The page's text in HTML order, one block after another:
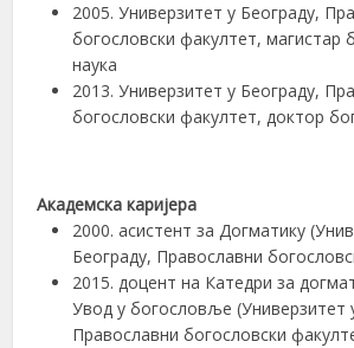
2005. Универзитет у Београду,
богословски факултет, магистар
наука
2013. Универзитет у Београду,
богословски факултет, доктор
Академска каријера
2000. асистент за Догматику
Београду, Православни
2015. доцент на Катедри за
Увод у богословље (Универзитет
Православни богословски